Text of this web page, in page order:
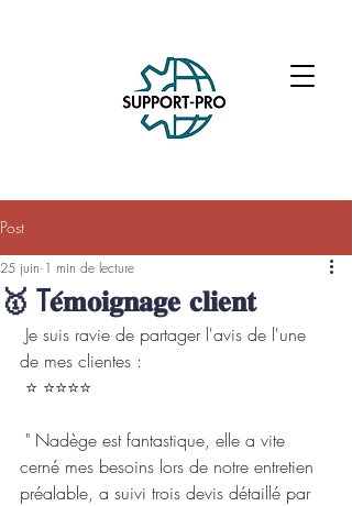
Post
🥇 T𝐞́𝐦𝐨𝐢𝐠𝐧𝐚𝐠𝐞 𝐜𝐥𝐢𝐞𝐧𝐭
25 juin 1 min de lecture
Je suis ravie de partager l'avis de l'une
de mes clientes :
⭐ ⭐⭐⭐⭐
" Nadège est fantastique, elle a vite
cerné mes besoins lors de notre entretien
préalable, a suivi trois devis détaillé par